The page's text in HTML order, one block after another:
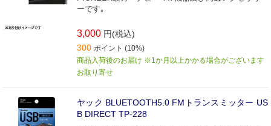
ーです｡
3,000 円(税込)
300 ポイント (10%)
商品入荷後のお届け ※1か月以上かかる場合がございます
お取り寄せ
ヤック BLUETOOTH5.0 FMトランスミッター US
B DIRECT TP-228